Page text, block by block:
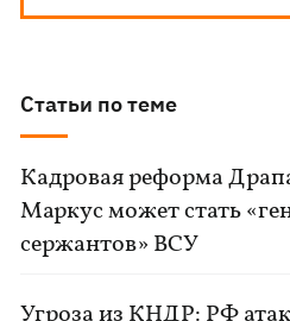
Статьи по теме
Кадровая реформа
Маркус может стать
сержантов» ВСУ